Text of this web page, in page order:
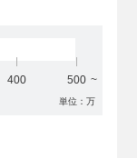
400 500
単位：万